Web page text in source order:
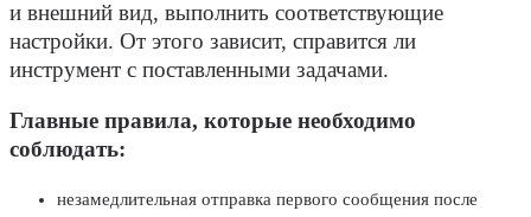
и внешний вид, выполнить соответствующие
настройки. От этого зависит, справится ли
инструмент с поставленными задачами.
Главные правила, которые необходимо
соблюдать:
незамедлительная отправка первого сообщения после